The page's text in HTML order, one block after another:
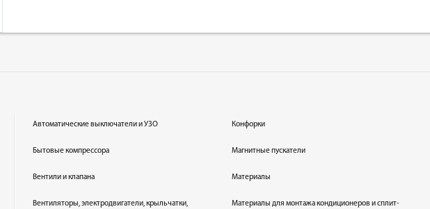
Автоматические выключатели и УЗО
Бытовые компрессора
Вентили и клапана
Вентиляторы, электродвигатели, крыльчатки,
Конфорки
Магнитные пускатели
Материалы
Материалы для монтажа кондиционеров и сплит-